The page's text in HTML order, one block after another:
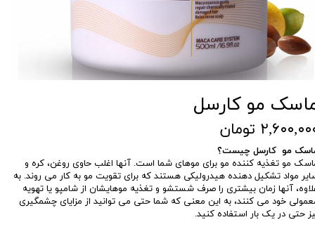
مو کارسل
تومان
مو کارسل چیست؟
مو تغذیه کننده مو برای موهای شما است. آنها اغلب حاوی روغن، کره و
مواد تشکیل دهنده هیدرولیکی هستند که برای تقویت مو به کار می روند. به
آنها زمان بیشتری را صرف شستشو و تغذیه موهایشان از شامپو یا تهویه
خود می کنند، به این معنی که شما حتی می توانید از مزایای چشمگیری
حتی در یک بار استفاده کنید.